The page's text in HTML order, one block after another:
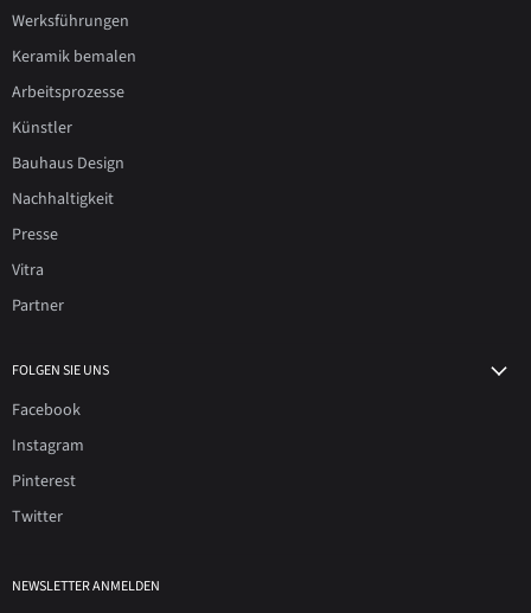
Werksführungen
Keramik bemalen
Arbeitsprozesse
Künstler
Bauhaus Design
Nachhaltigkeit
Presse
Vitra
Partner
FOLGEN SIE UNS
Facebook
Instagram
Pinterest
Twitter
NEWSLETTER ANMELDEN